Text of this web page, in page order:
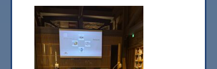
2026.06
2026.05
2026.04
2026.03